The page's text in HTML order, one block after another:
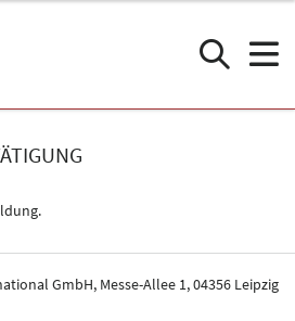
GmbH, Messe-Allee 1, 04356 Leipzig